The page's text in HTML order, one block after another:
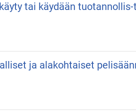
tai käydään
ja alakohtaiset